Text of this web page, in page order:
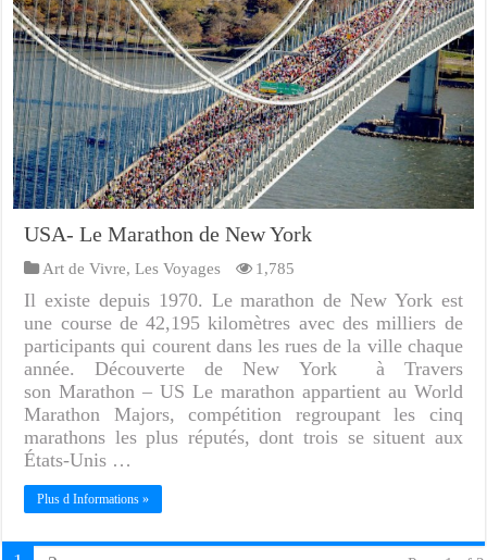
USA- Le Marathon de New York
Art de Vivre,Les Voyages 1,785
Il existe depuis 1970. Le marathon de New York est
une course de 42,195 kilomètres avec des milliers de
participants qui courent dans les rues de la ville chaque
année. Découverte de New York à Travers
son Marathon – US Le marathon appartient au World
Marathon Majors, compétition regroupant les cinq
marathons les plus réputés, dont trois se situent aux
États-Unis …
Plus d Informations »